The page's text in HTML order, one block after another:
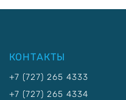
КОНТАКТЫ
+7 (727) 265 4333
+7 (727) 265 4334